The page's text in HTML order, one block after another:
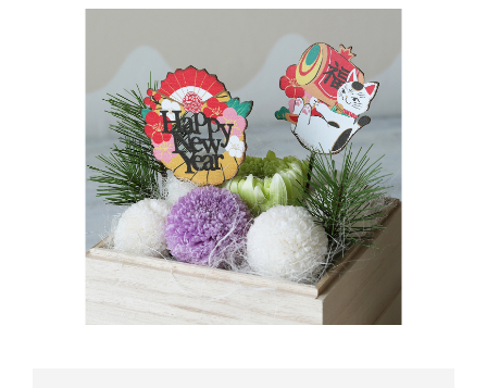
デジタルカタログ
Stock status
在庫/商品情報
Instagram